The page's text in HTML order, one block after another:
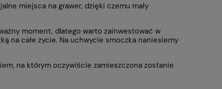
miejsca na grawer, dzięki czemu mały
moment, dlatego warto zainwestować w
na całe życie. Na uchwycie smoczka naniesiemy
na którym oczywiście zamieszczona zostanie